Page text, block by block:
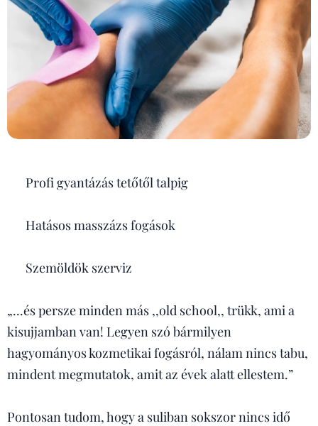
✅ Profi gyantázás tetőtől talpig
✅ Hatásos masszázs fogások
✅ Szemöldök szerviz
„...és persze minden más ,,old school,, trükk, ami a
kisujjamban van! Legyen szó bármilyen
hagyományos kozmetikai fogásról, nálam nincs tabu,
mindent megmutatok, amit az évek alatt ellestem.”
Pontosan tudom, hogy a suliban sokszor nincs idő